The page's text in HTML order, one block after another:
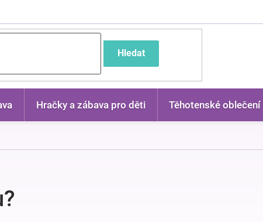
Hledat
Hračky a zábava pro děti Těhotenské oblečení